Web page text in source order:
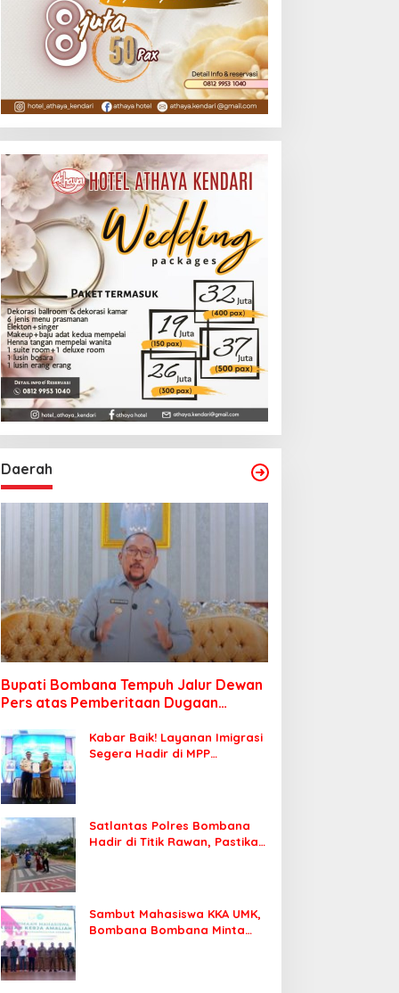
Daerah
Bupati Bombana Tempuh Jalur Dewan
Pers atas Pemberitaan Dugaan
Kabar Baik! Layanan Imigrasi
Segera Hadir di MPP
Satlantas Polres Bombana
Hadir di Titik Rawan, Pastikan
Sambut Mahasiswa KKA UMK,
Bombana Bombana Minta